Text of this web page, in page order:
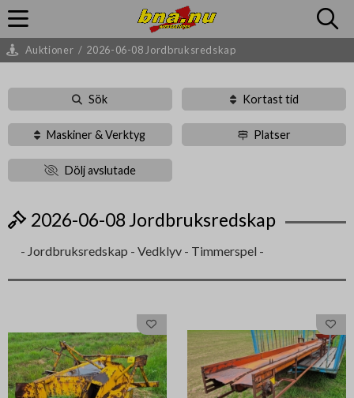
Auktioner / 2026-06-08 Jordbruksredskap
Sök Kortast tid
Maskiner & Verktyg Platser
Dölj avslutade
2026-06-08 Jordbruksredskap
- Jordbruksredskap - Vedklyv - Timmerspel -